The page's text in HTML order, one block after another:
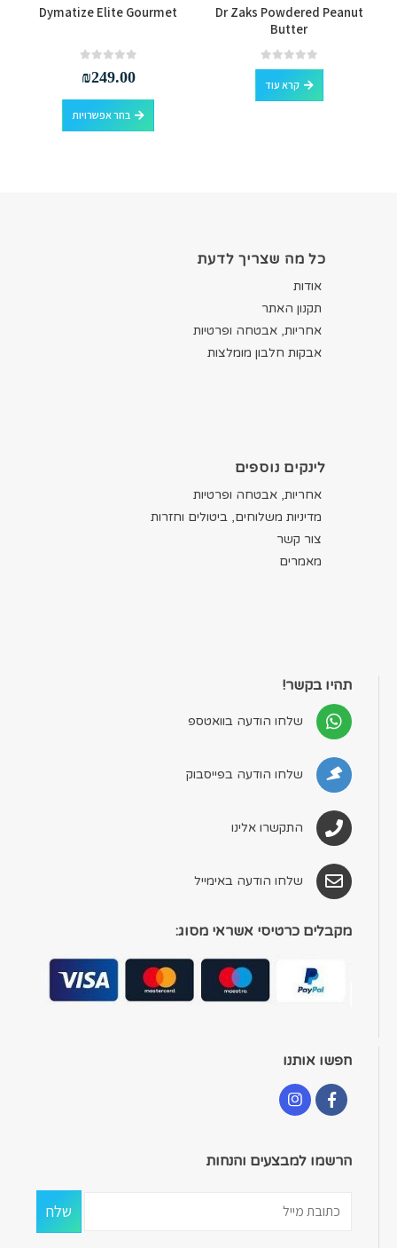
Dr Zaks Powdered Peanut
Butter
0
out of 5
קרא עוד
Dymatize Elite Gourmet
₪249.00
בחר אפשרויות
למוצר זה יש מספר סוגים. ניתן לבחור את האפשרויות בעמוד המוצר
כל מה שצריך לדעת
אודות
תקנון האתר
אחריות, אבטחה ופרטיות
אבקות חלבון מומלצות
לינקים נוספים
אחריות, אבטחה ופרטיות
מדיניות משלוחים, ביטולים וחזרות
צור קשר
מאמרים
תהיו בקשר!
שלחו הודעה בוואטספ
שלחו הודעה בפייסבוק
התקשרו אלינו
שלחו הודעה באימייל
מקבלים כרטיסי אשראי מסוג:
חפשו אותנו
הרשמו למבצעים והנחות